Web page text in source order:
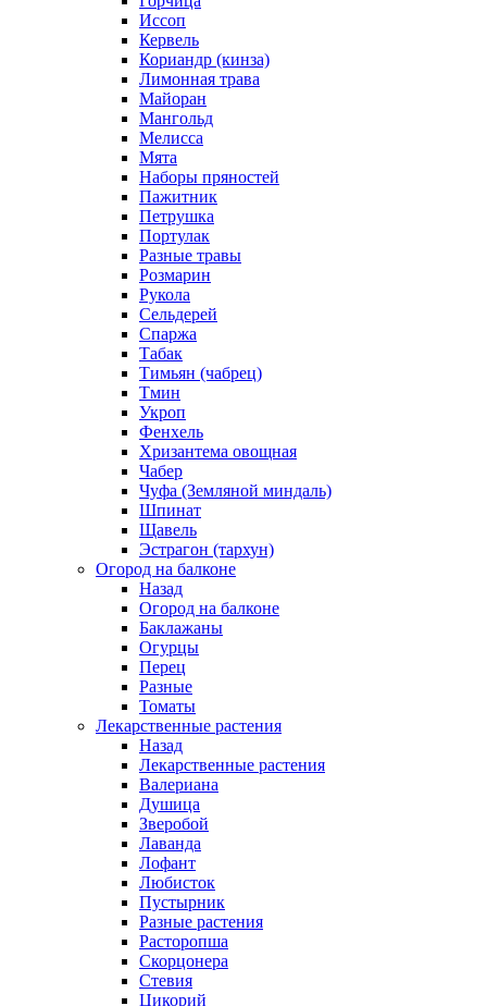
Иссоп
Кервель
Кориандр (кинза)
Лимонная трава
Майоран
Мангольд
Мелисса
Мята
Наборы пряностей
Пажитник
Петрушка
Портулак
Разные травы
Розмарин
Рукола
Сельдерей
Спаржа
Табак
Тимьян (чабрец)
Тмин
Укроп
Фенхель
Хризантема овощная
Чабер
Чуфа (Земляной миндаль)
Шпинат
Щавель
Эстрагон (тархун)
Огород на балконе
Назад
Огород на балконе
Баклажаны
Огурцы
Перец
Разные
Томаты
Лекарственные растения
Назад
Лекарственные растения
Валериана
Душица
Зверобой
Лаванда
Лофант
Любисток
Пустырник
Разные растения
Расторопша
Скорцонера
Стевия
Цикорий